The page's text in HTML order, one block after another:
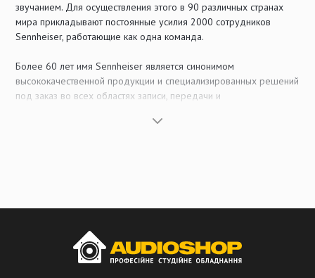
звучанием. Для осуществления этого в 90 различных странах
мира прикладывают постоянные усилия 2000 сотрудников
Sennheiser, работающие как одна команда.
Более 60 лет имя Sennheiser является синонимом
высококачественной продукции и специализированных решений
под заказ во всех областях записи, передачи и
в области комплексных решений по электроакустической
Sennheiser electronic – это международная организация с
основным офисом в Германии, в деревне Веннебостель